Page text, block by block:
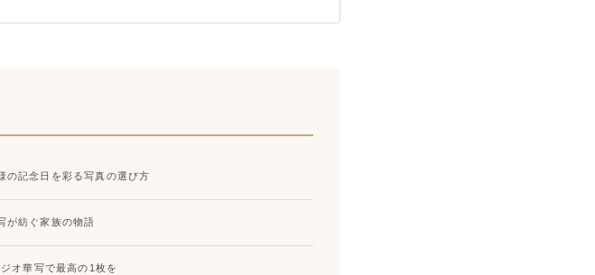
の記念日を彩る写真の選び方
が紡ぐ家族の物語
オ華写で最高の1枚を